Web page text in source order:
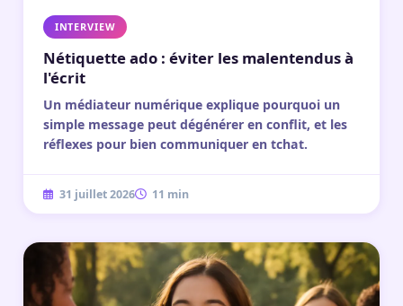
INTERVIEW
Nétiquette ado : éviter les malentendus à
l'écrit
Un médiateur numérique explique pourquoi un
simple message peut dégénérer en conflit, et les
réflexes pour bien communiquer en tchat.
31 juillet 2026 11 min